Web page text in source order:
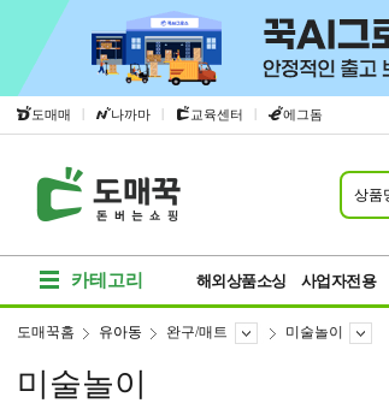
도매매 | 나까마 | 교육센터 | 에그돔
상품
카테고리 해외상품소싱 사업자전용
도매꾹홈 유아동 완구/매트 미술놀이
미술놀이